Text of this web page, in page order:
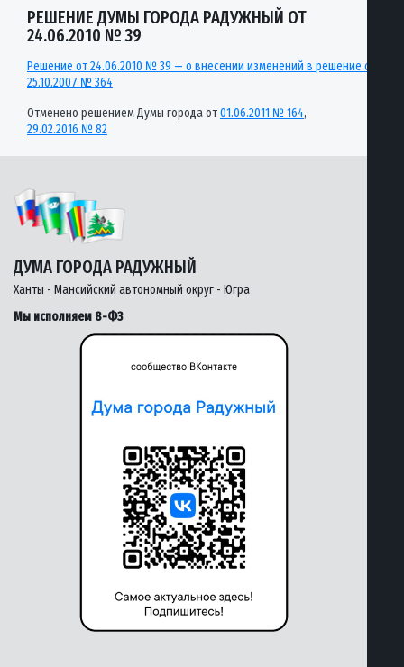
РЕШЕНИЕ ДУМЫ ГОРОДА РАДУЖНЫЙ ОТ
24.06.2010 № 39
Решение от 24.06.2010 № 39 — о внесении изменений в решение от
25.10.2007 № 364
Отменено решением Думы города от01.06.2011 № 164,
29.02.2016 № 82
ДУМА ГОРОДА РАДУЖНЫЙ
Ханты - Мансийский автономный округ - Югра
Мы исполняем 8-ФЗ